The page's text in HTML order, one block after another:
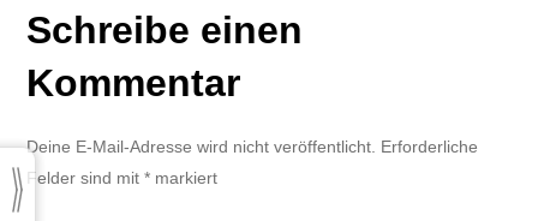
Schreibe einen
Kommentar
Deine E-Mail-Adresse wird nicht veröffentlicht. Erforderliche
Felder sind mit* markiert